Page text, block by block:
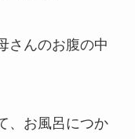
さんのお腹の中
、お風呂につか